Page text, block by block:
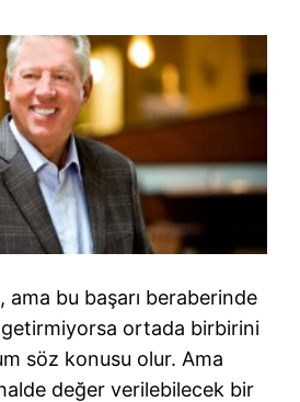
ama bu başarı beraberinde
ortada birbirini
söz konusu olur. Ama
halde değer verilebilecek bir